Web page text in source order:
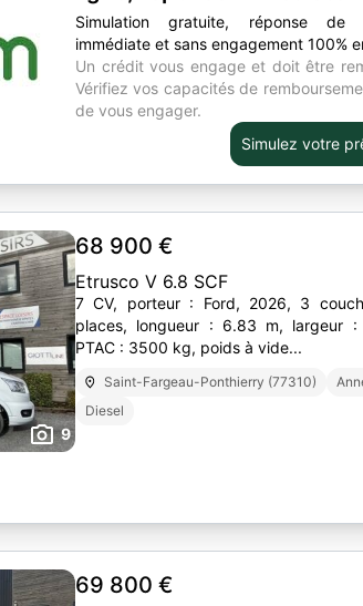
Simulation gratuite, réponse de
immédiate et sans engagement 100%
Un crédit vous engage et doit être
Vérifiez vos capacités de
de vous engager.
Simulez votre
9
68 900 €
Etrusco V 6.8 SCF
7 CV, porteur : Ford, 2026, 3
places, longueur : 6.83 m, largeur :
PTAC : 3500 kg, poids à vide...
Saint-Fargeau-Ponthierry (77310)
Diesel
69 800 €